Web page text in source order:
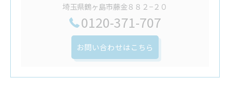
埼玉県鶴ヶ島市藤金８８２−２０
0120-371-707
お問い合わせはこちら